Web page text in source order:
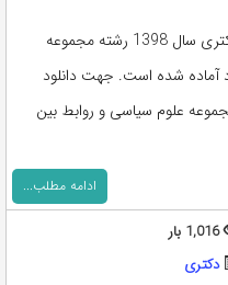
دفترچه سوالات و پاسخ کلیدی آزمون دکتری سال 1398 رشته مجموعه
آماده شده است. جهت دانلود
سوالات و پاسخ کنکور دکتری 98 مجموعه علوم سیاسی و روابط بین
ادامه مطلب...
1,016 بار
دکتری